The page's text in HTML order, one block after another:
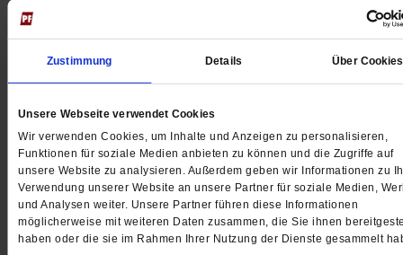
Zustimmung Details Über Cookies
Unsere Webseite verwendet Cookies
Wir verwenden Cookies, um Inhalte und Anzeigen zu personalisieren,
Funktionen für soziale Medien anbieten zu können und die Zugriffe auf
unsere Website zu analysieren. Außerdem geben wir Informationen zu
Verwendung unserer Website an unsere Partner für soziale Medien,
und Analysen weiter. Unsere Partner führen diese Informationen
möglicherweise mit weiteren Daten zusammen, die Sie ihnen
haben oder die sie im Rahmen Ihrer Nutzung der Dienste gesammelt
Zwischen Aufbruch und Erschöpfung
»Heiß, schwül, chaotisch, aber voller Energie« –
Teilnehmende aus Deutschland berichten, was sie auf
Weltklimakonferenz in Belém erleben. Können sie